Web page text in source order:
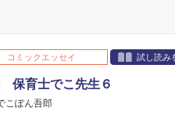
コミックエッセイ 試し読み
保育士でこ先生６
こぽん吾郎